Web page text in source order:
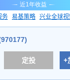
务 易基策略 兴业全球
定投 +